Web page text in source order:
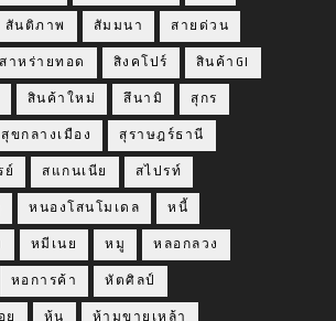
สันติภาพ สัมมนา สายด่วน
สาหร่ายทอด สิงคโปร์ สินค้าGI
สินค้าใหม่ สึนามิ สุกร
สุขกลางเมือง สุราษฎร์ธานี
ย์ สแกนเนีย สไปรท์
หนองโสนโมเดล หนี้
หมีเนย หมู หลอกลวง
หอการค้า หัตศิลป์
ย หุ้น ห้ามขายเหล้า